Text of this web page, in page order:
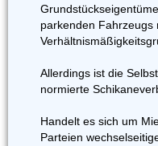
parkenden Fahrzeugs
Allerdings ist die
normierte
Handelt es sich um
Parteien